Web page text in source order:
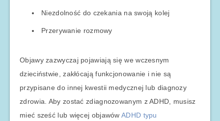
Niezdolność do czekania na swoją kolej
Przerywanie rozmowy
Objawy zazwyczaj pojawiają się we wczesnym
dzieciństwie, zakłócają funkcjonowanie i nie są
przypisane do innej kwestii medycznej lub diagnozy
zdrowia. Aby zostać zdiagnozowanym z ADHD, musisz
mieć sześć lub więcej objawówADHD typu